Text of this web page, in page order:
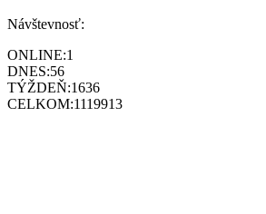
Návštevnosť:
ONLINE:1
DNES:56
TÝŽDEŇ:1636
CELKOM:1119913